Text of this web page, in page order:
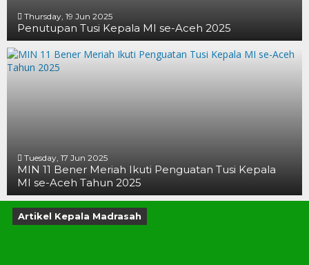
Thursday, 19 Jun 2025
Penutupan Tusi Kepala MI se-Aceh 2025
Tuesday, 17 Jun 2025
MIN 11 Bener Meriah Ikuti Penguatan Tusi Kepala
MI se-Aceh Tahun 2025
Artikel Kepala Madrasah